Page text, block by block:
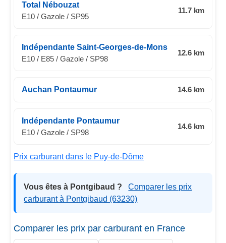
Total Nébouzat
E10 / Gazole / SP95
11.7 km
Indépendante Saint-Georges-de-Mons
E10 / E85 / Gazole / SP98
12.6 km
Auchan Pontaumur 14.6 km
Indépendante Pontaumur
E10 / Gazole / SP98
14.6 km
Prix carburant dans le Puy-de-Dôme
Vous êtes à Pontgibaud ?
Comparer les prix
carburant à Pontgibaud (63230)
Comparer les prix par carburant en France